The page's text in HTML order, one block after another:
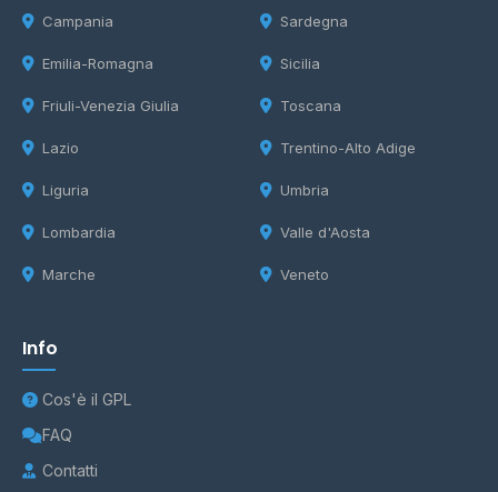
Campania
Emilia-Romagna
Friuli-Venezia Giulia
Lazio
Liguria
Lombardia
Marche
Sardegna
Sicilia
Toscana
Trentino-Alto Adige
Umbria
Valle d'Aosta
Veneto
Info
Cos'è il GPL
FAQ
Contatti